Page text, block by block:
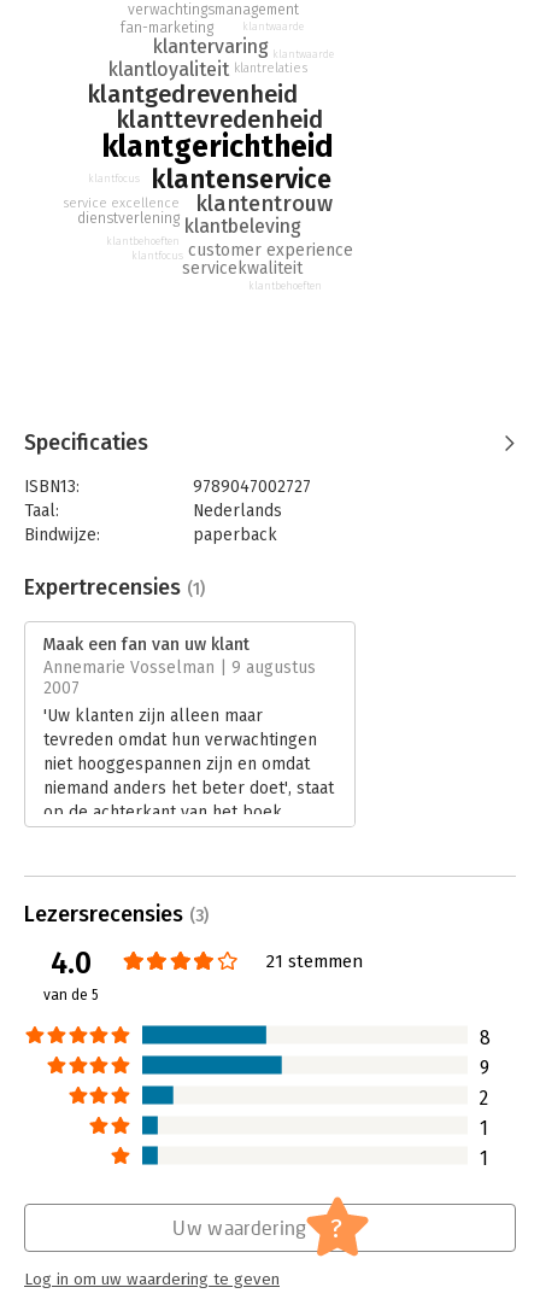
enerverende parabelvorm verteld. Ken Blanchard en Sheldon
Bowles geven eenvoudige, maar doeltreffende adviezen hoe u
een visie kunt ontwikkelen, hoe u leert wat de klant precies wil
en hoe u effectieve regels kunt instellen zodat het programma
om van klanten enthousiaste fans te maken een blijvend
succes wordt.klantgerichtheid
klantenservice
klanttevredenheid
klantgedrevenheid
klantentrouw
klantbeleving
klantloyaliteit
klantervaring
customer experience
servicekwaliteit
dienstverlening
fan-marketing
verwachtingsmanagement
klantrelaties
service excellence
klantfocus
klantbehoeften
klantwaarde
klantfocus
klantbehoeften
klantwaarde
Specificaties
ISBN13:
9789047002727
Taal:
Nederlands
Bindwijze:
paperback
Uitgever:
Business Contact
Verschijningsdatum:
4-2-2017
Hoofdrubriek:
Marketing
Expertrecensies (1)
Maak een fan van uw klant
Annemarie Vosselman | 9 augustus
2007
'Uw klanten zijn alleen maar
tevreden omdat hun verwachtingen
niet hooggespannen zijn en omdat
niemand anders het beter doet', staat
op de achterkant van het boek.
Lezersrecensies (3)
4.0
van de 5
21 stemmen
8
9
2
1
1
Uw waardering ?
Log in om uw waardering te geven